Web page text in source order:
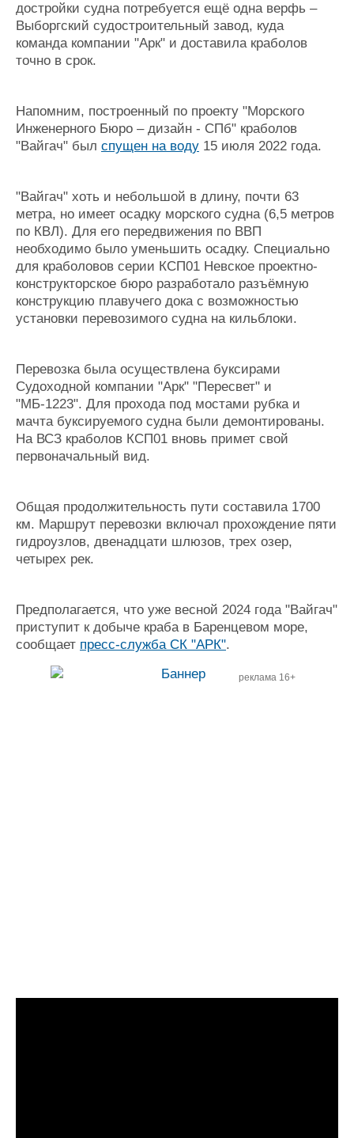
достройки судна потребуется ещё одна верфь –
Выборгский судостроительный завод, куда
команда компании "Арк" и доставила краболов
точно в срок.
Напомним, построенный по проекту "Морского
Инженерного Бюро – дизайн - СПб" краболов
"Вайгач" был спущен на воду 15 июля 2022 года.
"Вайгач" хоть и небольшой в длину, почти 63
метра, но имеет осадку морского судна (6,5 метров
по КВЛ). Для его передвижения по ВВП
необходимо было уменьшить осадку. Специально
для краболовов серии КСП01 Невское проектно-
конструкторское бюро разработало разъёмную
конструкцию плавучего дока с возможностью
установки перевозимого судна на кильблоки.
Перевозка была осуществлена буксирами
Судоходной компании "Арк" "Пересвет" и
"МБ-1223". Для прохода под мостами рубка и
мачта буксируемого судна были демонтированы.
На ВСЗ краболов КСП01 вновь примет свой
первоначальный вид.
Общая продолжительность пути составила 1700
км. Маршрут перевозки включал прохождение пяти
гидроузлов, двенадцати шлюзов, трех озер,
четырех рек.
Предполагается, что уже весной 2024 года "Вайгач"
приступит к добыче краба в Баренцевом море,
сообщает пресс-служба СК "АРК".
реклама 16+